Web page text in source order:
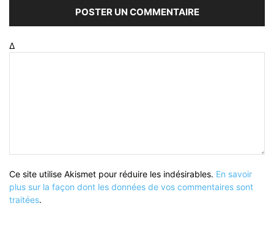
Δ
Ce site utilise Akismet pour réduire les indésirables. En savoir
plus sur la façon dont les données de vos commentaires sont
traitées.